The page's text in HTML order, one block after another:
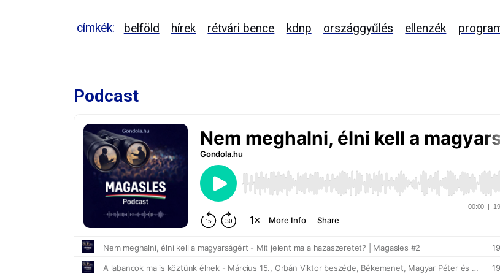
címkék: belföld hírek rétvári bence kdnp országgyűlés ellenzék
Podcast